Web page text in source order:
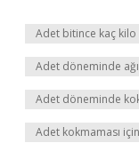
Adet bitince kaç
Adet döneminde
Adet döneminde
Adet kokmaması